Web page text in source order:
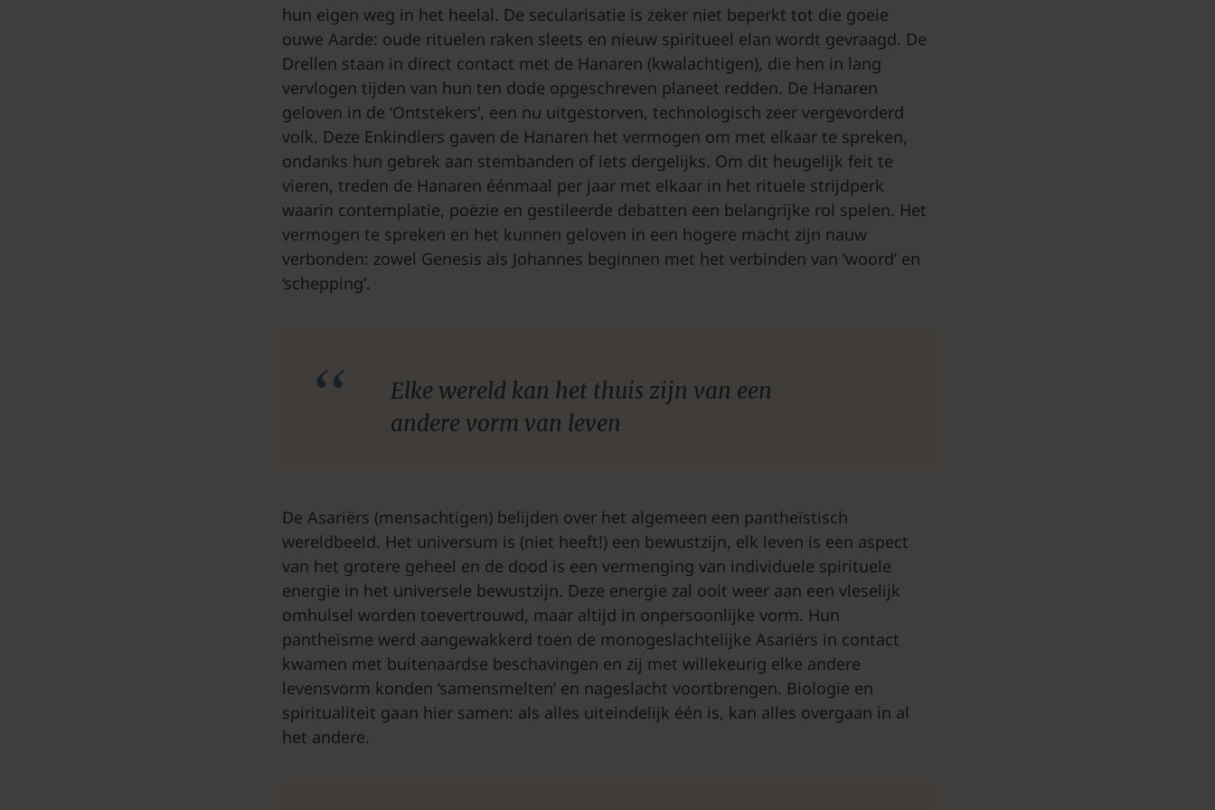
hun eigen weg in het heelal. De secularisatie is zeker niet beperkt tot die goeie
ouwe Aarde: oude rituelen raken sleets en nieuw spiritueel elan wordt gevraagd. De
Drellen staan in direct contact met de Hanaren (kwalachtigen), die hen in lang
vervlogen tijden van hun ten dode opgeschreven planeet redden. De Hanaren
geloven in de ‘Ontstekers’, een nu uitgestorven, technologisch zeer vergevorderd
volk. Deze Enkindlers gaven de Hanaren het vermogen om met elkaar te spreken,
ondanks hun gebrek aan stembanden of iets dergelijks. Om dit heugelijk feit te
vieren, treden de Hanaren éénmaal per jaar met elkaar in het rituele strijdperk
waarin contemplatie, poëzie en gestileerde debatten een belangrijke rol spelen. Het
vermogen te spreken en het kunnen geloven in een hogere macht zijn nauw
verbonden: zowel Genesis als Johannes beginnen met het verbinden van ‘woord’ en
‘schepping’.
Elke wereld kan het thuis zijn van een
andere vorm van leven
De Asariërs (mensachtigen) belijden over het algemeen een pantheïstisch
wereldbeeld. Het universum is (niet heeft!) een bewustzijn, elk leven is een aspect
van het grotere geheel en de dood is een vermenging van individuele spirituele
energie in het universele bewustzijn. Deze energie zal ooit weer aan een vleselijk
omhulsel worden toevertrouwd, maar altijd in onpersoonlijke vorm. Hun
pantheïsme werd aangewakkerd toen de monogeslachtelijke Asariërs in contact
kwamen met buitenaardse beschavingen en zij met willekeurig elke andere
levensvorm konden ‘samensmelten’ en nageslacht voortbrengen. Biologie en
spiritualiteit gaan hier samen: als alles uiteindelijk één is, kan alles overgaan in al
het andere.